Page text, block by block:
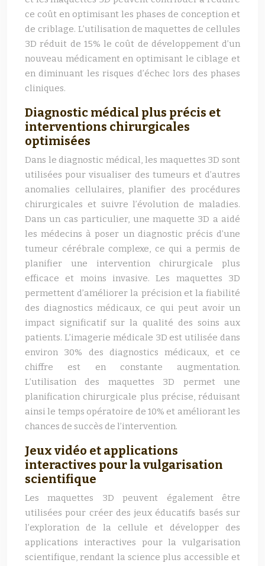
ce coût en optimisant les phases de conception et
de criblage. L’utilisation de maquettes de cellules
3D réduit de 15% le coût de développement d’un
nouveau médicament en optimisant le ciblage et
en diminuant les risques d’échec lors des phases
cliniques.
Diagnostic médical plus précis et
interventions chirurgicales
optimisées
Dans le diagnostic médical, les maquettes 3D sont
utilisées pour visualiser des tumeurs et d’autres
anomalies cellulaires, planifier des procédures
chirurgicales et suivre l’évolution de maladies.
Dans un cas particulier, une maquette 3D a aidé
les médecins à poser un diagnostic précis d’une
tumeur cérébrale complexe, ce qui a permis de
planifier une intervention chirurgicale plus
efficace et moins invasive. Les maquettes 3D
permettent d’améliorer la précision et la fiabilité
des diagnostics médicaux, ce qui peut avoir un
impact significatif sur la qualité des soins aux
patients. L’imagerie médicale 3D est utilisée dans
environ 30% des diagnostics médicaux, et ce
chiffre est en constante augmentation.
L’utilisation des maquettes 3D permet une
planification chirurgicale plus précise, réduisant
ainsi le temps opératoire de 10% et améliorant les
chances de succès de l’intervention.
Jeux vidéo et applications
interactives pour la vulgarisation
scientifique
Les maquettes 3D peuvent également être
utilisées pour créer des jeux éducatifs basés sur
l’exploration de la cellule et développer des
applications interactives pour la vulgarisation
scientifique, rendant la science plus accessible et